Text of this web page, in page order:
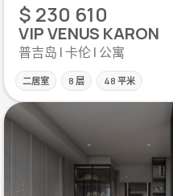
$ 230 610
VIP VENUS KARON
普吉岛 | 卡伦 | 公寓
二居室 8 层 48 平米